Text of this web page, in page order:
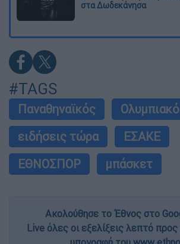
στα Δωδεκάνησα
#TAGS
Παναθηναϊκός
ειδήσεις τώρα
ΕΣΑΚΕ
ΕΘΝΟΣΠΟΡ
μπάσκετ
Ακολούθησε το Έθνος στο
Live όλες οι εξελίξεις λεπτό